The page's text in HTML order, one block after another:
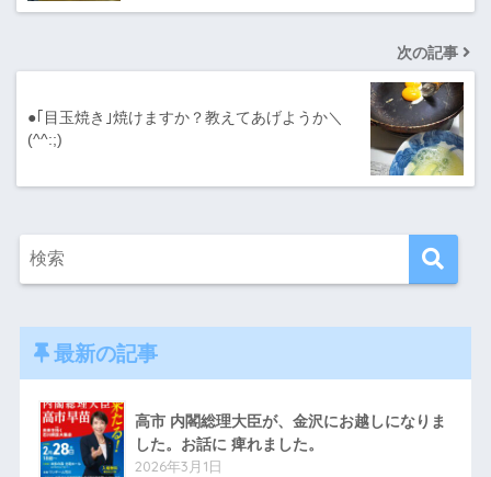
次の記事
●｢目玉焼き｣焼けますか？教えてあげようか＼
(^^:;)
最新の記事
高市 内閣総理大臣が、金沢にお越しになりま
した。お話に 痺れました。
2026年3月1日